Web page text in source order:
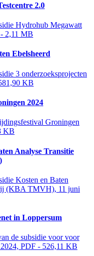
2.0
Hydrohub Megawatt
2,11 MB
Ebelsheerd
3 onderzoeksprojecten
KB
2024
Groningen
KB
Analyse Transitie
Kosten en Baten
(KBA TMVH), 11 juni
in Loppersum
de subsidie voor voor
PDF - 526,11 KB